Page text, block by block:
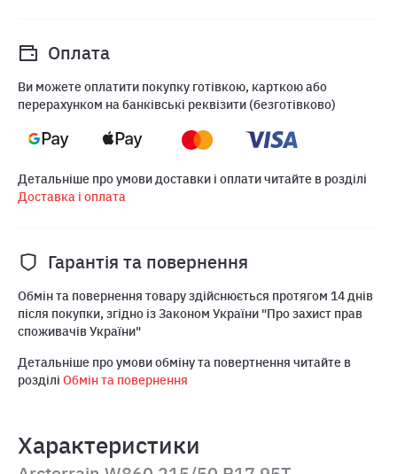
Оплата
Ви можете оплатити покупку готівкою, карткою або
перерахунком на банківські реквізити (безготівково)
Детальніше про умови доставки і оплати читайте в розділі
Доставка і оплата
Гарантія та повернення
Обмін та повернення товару здійснюється протягом 14 днів
після покупки, згідно із Законом України "Про захист прав
споживачів України"
Детальніше про умови обміну та повертнення читайте в
розділі Обмін та повернення
Характеристики